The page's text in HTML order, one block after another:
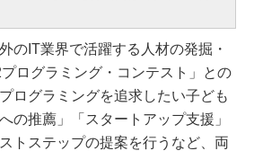
のIT業界で活躍する人材の発掘・
ログラミング・コンテスト」との
ログラミングを追求したい子ども
の推薦」「スタートアップ支援」
トステップの提案を行うなど、両